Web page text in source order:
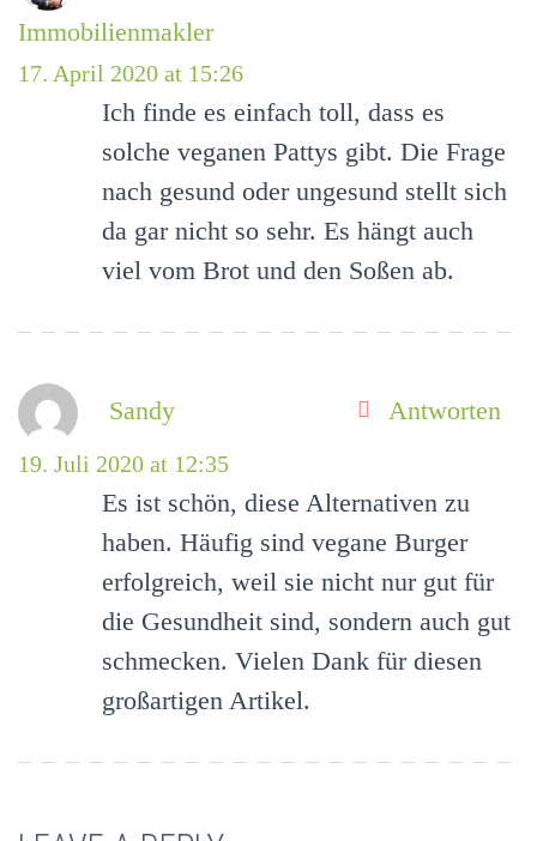
Immobilienmakler
17. April 2020 at 15:26
Ich finde es einfach toll, dass es
solche veganen Pattys gibt. Die Frage
nach gesund oder ungesund stellt sich
da gar nicht so sehr. Es hängt auch
viel vom Brot und den Soßen ab.
Sandy
19. Juli 2020 at 12:35
Antworten
Es ist schön, diese Alternativen zu
haben. Häufig sind vegane Burger
erfolgreich, weil sie nicht nur gut für
die Gesundheit sind, sondern auch gut
schmecken. Vielen Dank für diesen
großartigen Artikel.